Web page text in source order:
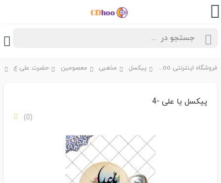
فروشگاه اینترنتی CDhoo پیکسل مذهبی معصومین حضرت علی ع
پیکسل یا علی -4
(0)